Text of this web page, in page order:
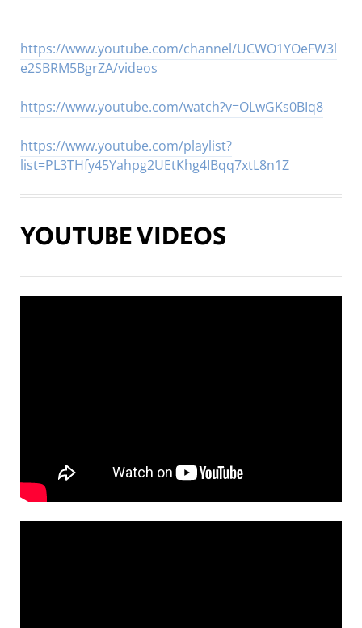
https://www.youtube.com/channel/UCWO1YOeFW3l
e2SBRM5BgrZA/videos
https://www.youtube.com/watch?v=OLwGKs0BIq8
https://www.youtube.com/playlist?
list=PL3THfy45Yahpg2UEtKhg4IBqq7xtL8n1Z
YOUTUBE VIDEOS